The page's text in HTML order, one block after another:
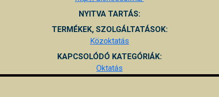
NYITVA TARTÁS:
TERMÉKEK, SZOLGÁLTATÁSOK:
Közoktatás
KAPCSOLÓDÓ KATEGÓRIÁK:
Oktatás